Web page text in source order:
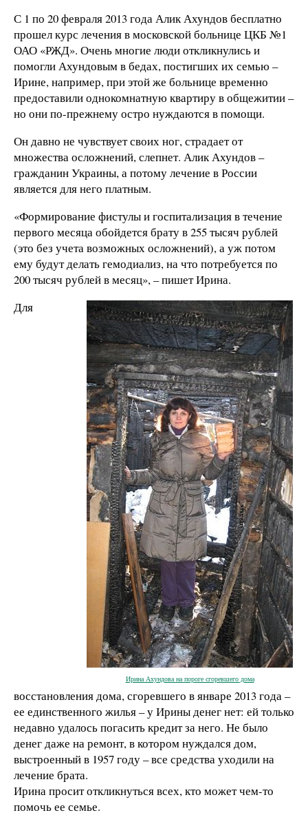
С 1 по 20 февраля 2013 года Алик Ахундов бесплатно
прошел курс лечения в московской больнице ЦКБ №1
ОАО «РЖД». Очень многие люди откликнулись и
помогли Ахундовым в бедах, постигших их семью –
Ирине, например, при этой же больнице временно
предоставили однокомнатную квартиру в общежитии –
но они по-прежнему остро нуждаются в помощи.
Он давно не чувствует своих ног, страдает от
множества осложнений, слепнет. Алик Ахундов –
гражданин Украины, а потому лечение в России
является для него платным.
«Формирование фистулы и госпитализация в течение
первого месяца обойдется брату в 255 тысяч рублей
(это без учета возможных осложнений), а уж потом
ему будут делать гемодиализ, на что потребуется по
200 тысяч рублей в месяц», – пишет Ирина.
Ирина Ахундова на пороге сгоревшего дома
Для
восстановления дома, сгоревшего в январе 2013 года –
ее единственного жилья – у Ирины денег нет: ей только
недавно удалось погасить кредит за него. Не было
денег даже на ремонт, в котором нуждался дом,
выстроенный в 1957 году – все средства уходили на
лечение брата.
Ирина просит откликнуться всех, кто может чем-то
помочь ее семье.